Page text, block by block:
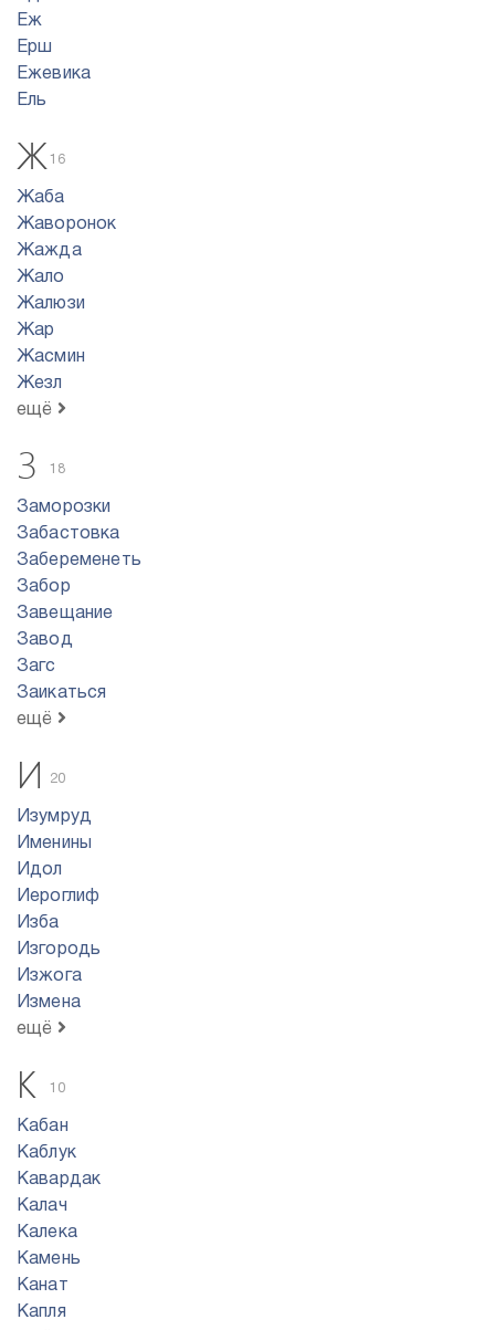
Еж
Ерш
Ежевика
Ель
Ж16
Жаба
Жаворонок
Жажда
Жало
Жалюзи
Жар
Жасмин
Жезл
ещё
З 18
Заморозки
Забастовка
Забеременеть
Забор
Завещание
Завод
Загс
Заикаться
ещё
И 20
Изумруд
Именины
Идол
Иероглиф
Изба
Изгородь
Изжога
Измена
ещё
К 10
Кабан
Каблук
Кавардак
Калач
Калека
Камень
Канат
Капля